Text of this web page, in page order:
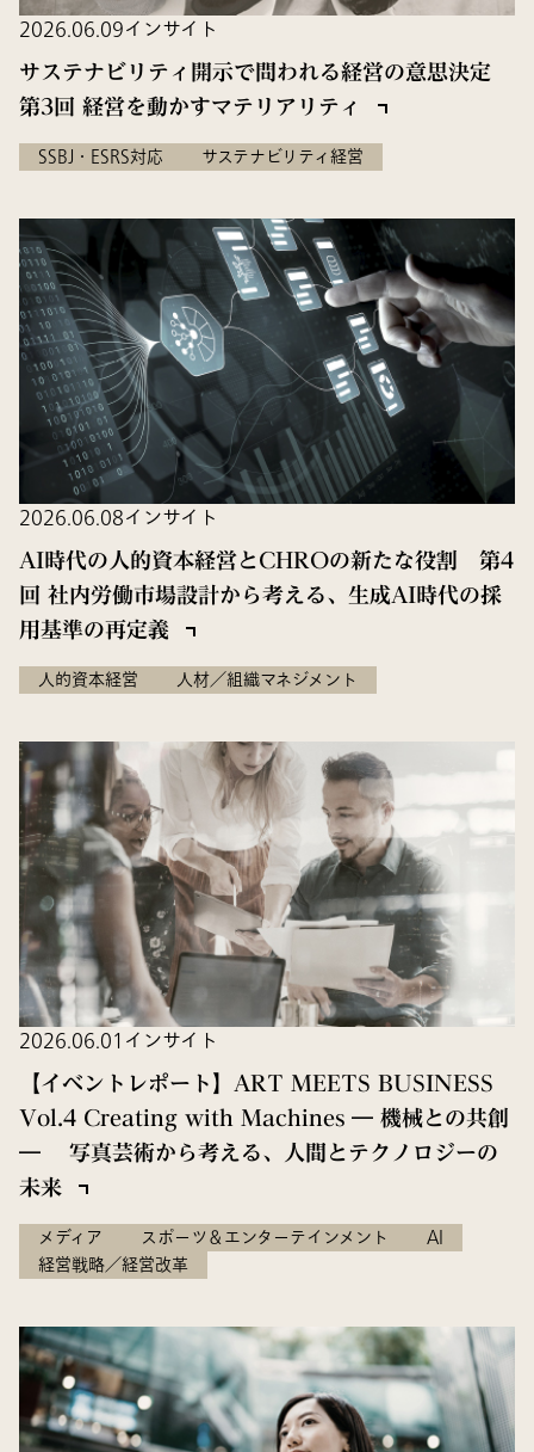
2026.06.09インサイト
サステナビリティ開示で問われる経営の意思決定
第3回 経営を動かすマテリアリティ
SSBJ・ESRS対応 サステナビリティ経営
2026.06.08インサイト
AI時代の人的資本経営とCHROの新たな役割 第4
回 社内労働市場設計から考える、生成AI時代の採
用基準の再定義
人的資本経営 人材／組織マネジメント
2026.06.01 インサイト
【イベントレポート】ART MEETS BUSINESS
Vol.4 Creating with Machines ― 機械との共創
― 写真芸術から考える、人間とテクノロジーの
未来
メディア スポーツ＆エンターテインメント
AI
経営戦略／経営改革